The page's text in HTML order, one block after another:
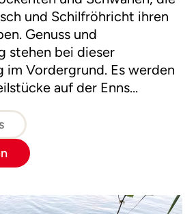
und Schilfröhricht ihren
Genuss und
stehen bei dieser
im Vordergrund. Es werden
auf der Enns